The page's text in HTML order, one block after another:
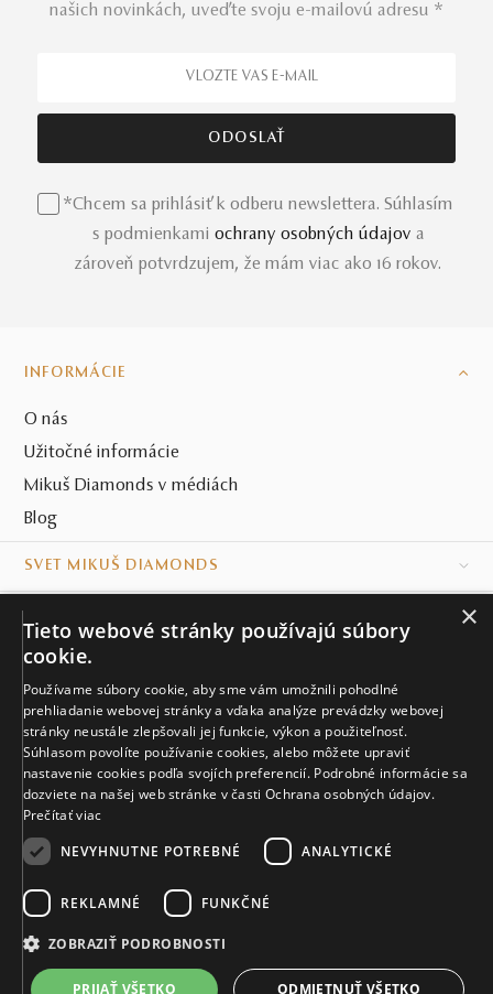
8 265 €
našich novinkách, uveďte svoju e-mailovú adresu *
*Chcem sa prihlásiť k odberu newslettera. Súhlasím
s podmienkami ochrany osobných údajov a
zároveň potvrdzujem, že mám viac ako 16 rokov.
INFORMÁCIE
O nás
Užitočné informácie
Mikuš Diamonds v médiách
Blog
SVET MIKUŠ DIAMONDS
KONTAKT
Naše klenotníctva
Sídlo spoločnosti
© MIKUŠ DIAMONDS, A.S. 2026. VŠETKY PRÁVA VYHRADENÉ.
×
Tieto webové stránky používajú súbory
cookie.
Používame súbory cookie, aby sme vám umožnili pohodlné
prehliadanie webovej stránky a vďaka analýze prevádzky webovej
stránky neustále zlepšovali jej funkcie, výkon a použiteľnosť.
Súhlasom povolíte používanie cookies, alebo môžete upraviť
nastavenie cookies podľa svojích preferencií. Podrobné informácie sa
dozviete na našej web stránke v časti Ochrana osobných údajov.
Prečítať viac
NEVYHNUTNE POTREBNÉ
ANALYTICKÉ
REKLAMNÉ FUNKČNÉ
ZOBRAZIŤ PODROBNOSTI
PRIJAŤ VŠETKO ODMIETNUŤ VŠETKO